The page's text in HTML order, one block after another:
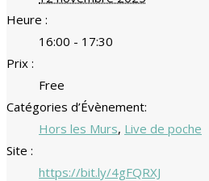
Heure :
16:00 - 17:30
Prix :
Free
Catégories d’Évènement:
Hors les Murs, Live de poche
Site :
https://bit.ly/4gFQRXJ